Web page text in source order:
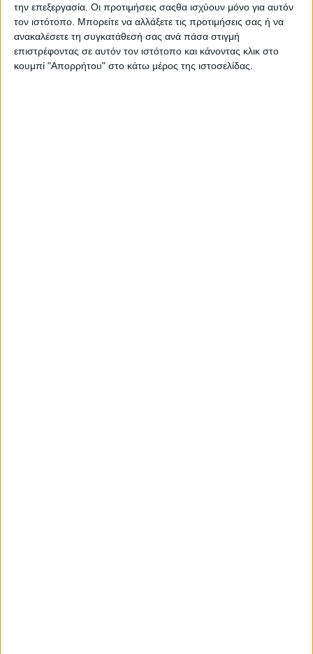
την επεξεργασία. Οι προτιμήσεις σαςθα ισχύουν μόνο για αυτόν
τον ιστότοπο. Μπορείτε να αλλάξετε τις προτιμήσεις σας ή να
ανακαλέσετε τη συγκατάθεσή σας ανά πάσα στιγμή
επιστρέφοντας σε αυτόν τον ιστότοπο και κάνοντας κλικ στο
κουμπί "Απορρήτου" στο κάτω μέρος της ιστοσελίδας.
Tattoobs: Η νέα γυναικεία μόδα που
σαρώνει την Ευρώπη!
Published 23/09/2016